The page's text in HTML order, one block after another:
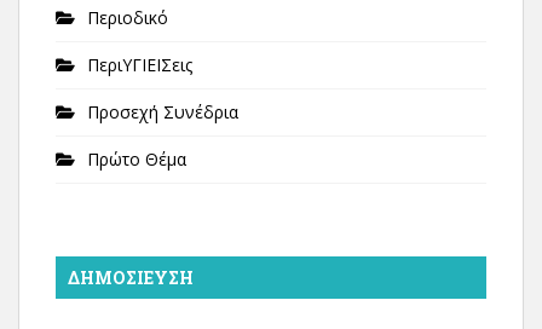
Περιοδικό
ΠεριΥΓΙΕΙΣεις
Προσεχή Συνέδρια
Πρώτο Θέμα
ΔΗΜΟΣΊΕΥΣΗ